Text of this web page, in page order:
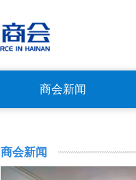
商会新闻
商会新闻